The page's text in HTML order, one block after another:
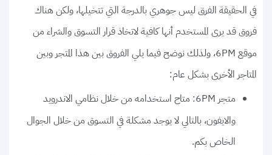
في الحقيقة الفرق ليس جوهري بالدرجة التي تتخيلها، ولكن هناك
فروق قد يرى المستخدم أنها كافية لاتخاذ قرار التسوق والشراء من
موقع 6PM، ولذلك نوضح فيما يلي الفروق بين هذا المتجر وبين
المتاجر الأخرى بشكل عام:
متجر 6PM: متاح استخدامه من خلال نظامي الاندرويد
والايفون، بالتالي لا يوجد مشكلة في التسوق من خلال الجوال
الخاص بكم.